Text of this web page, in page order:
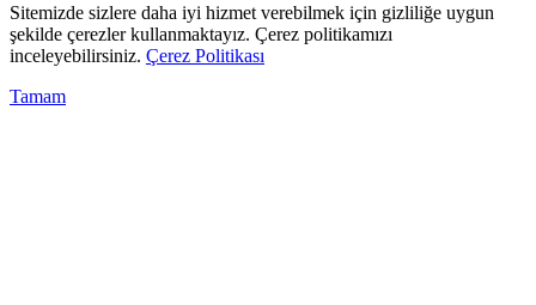
Sitemizde sizlere daha iyi hizmet verebilmek için gizliliğe uygun
şekilde çerezler kullanmaktayız. Çerez politikamızı
inceleyebilirsiniz. Çerez Politikası
Tamam